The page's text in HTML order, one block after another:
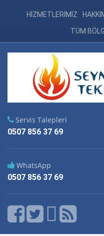
HİZMETLERİMİZ
TÜM
Servis Talepleri
0507 856 37 69
WhatsApp
0507 856 37 69